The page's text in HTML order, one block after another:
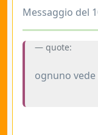
Messaggio del
quote:
ognuno